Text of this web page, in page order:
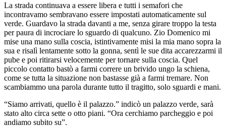
La strada continuava a essere libera e tutti i semafori che
incontravamo sembravano essere impostati automaticamente sul
verde. Guardavo la strada davanti a me, senza girare troppo la testa
per paura di incrociare lo sguardo di qualcuno. Zio Domenico mi
mise una mano sulla coscia, istintivamente misi la mia mano sopra la
sua e risalì lentamente sotto la gonna, sentì le sue dita accarezzarmi il
pube e poi ritirarsi velocemente per tornare sulla coscia. Quel
piccolo contatto bastò a farmi correre un brivido ungo la schiena,
come se tutta la situazione non bastasse già a farmi tremare. Non
scambiammo una parola durante tutto il tragitto, solo sguardi e mani.
“Siamo arrivati, quello è il palazzo.” indicò un palazzo verde, sarà
stato alto circa sette o otto piani. “Ora cerchiamo parcheggio e poi
andiamo subito su”.